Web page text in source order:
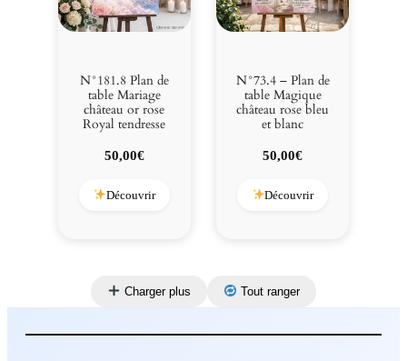
N°181.8 Plan de
table Mariage
château or rose
Royal tendresse
50,00€
Découvrir
N°73.4 – Plan de
table Magique
château rose bleu
et blanc
50,00€
Découvrir
Charger plus Tout ranger